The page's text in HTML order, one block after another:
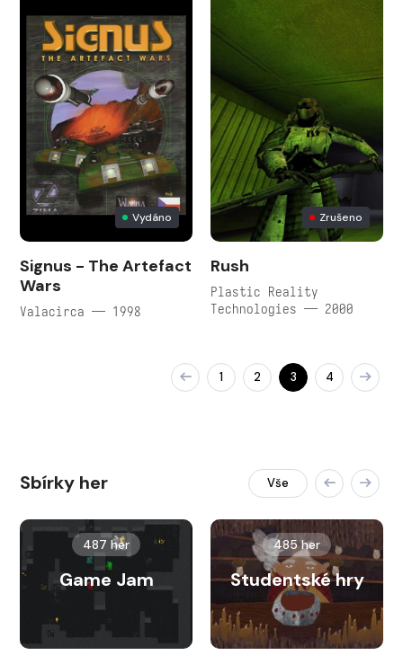
Vydáno
Signus - The Artefact
Wars
Valacirca — 1998
Zrušeno
Rush
Plastic Reality
Technologies — 2000
1 2 3 4
Sbírky her Vše
487 her
Game Jam
485 her
Studentské hry